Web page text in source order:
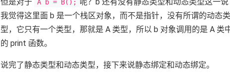
A b = B();
我觉得这里面 b 是一个栈区对象，而不是指针，没有所谓的动态类
型，它只有一个类型，那就是 A 类型，所以 b 对象调用的是 A 类
的 print 函数。
说完了静态类型和动态类型，接下来说静态绑定和动态绑定。